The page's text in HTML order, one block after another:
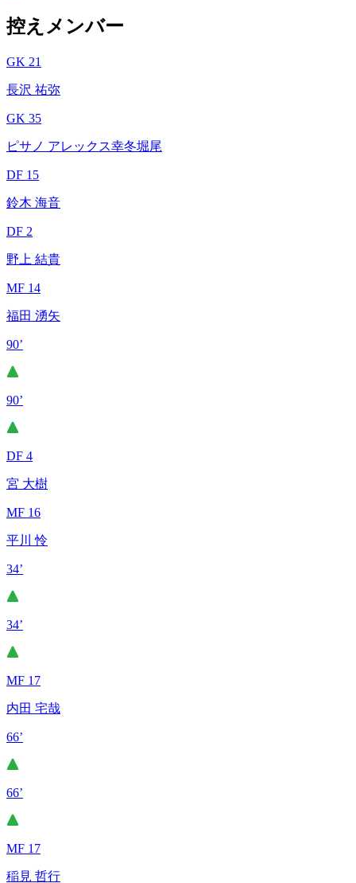
控えメンバー
GK 21
長沢 祐弥
GK 35
ピサノ アレックス幸冬堀尾
DF 15
鈴木 海音
DF 2
野上 結貴
MF 14
福田 湧矢
90’
90’
DF 4
宮 大樹
MF 16
平川 怜
34’
34’
MF 17
内田 宅哉
66’
66’
MF 17
稲見 哲行